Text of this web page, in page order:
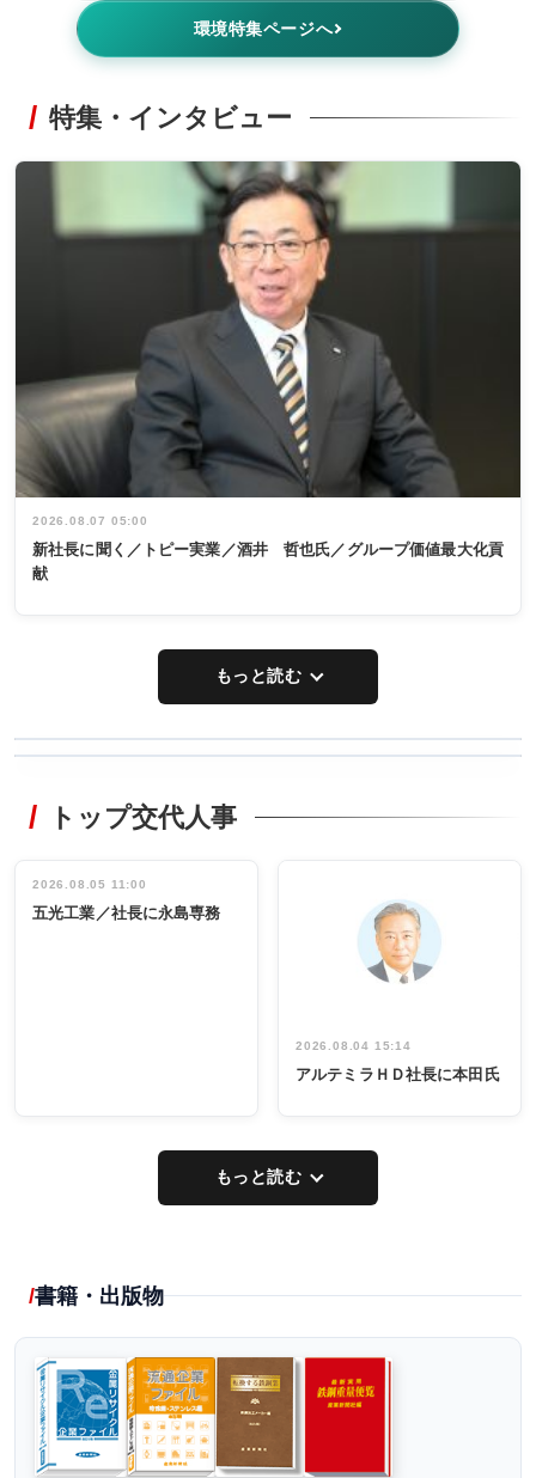
環境特集ページへ
特集・インタビュー
2026.08.07 05:00
新社長に聞く／トピー実業／酒井 哲也氏／グループ価値最大化貢
献
もっと読む
非鉄業界で
インタビュ
ー／社内ア
タックトレー
祝う 業界関
係者ら220人
出席
トップ交代人事
2026.08.05 11:00
五光工業／社長に永島専務
2026.08.04 15:14
アルテミラＨＤ社長に本田氏
もっと読む
書籍・出版物